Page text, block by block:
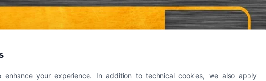
enhance your experience. In addition to technical cookies, we also apply